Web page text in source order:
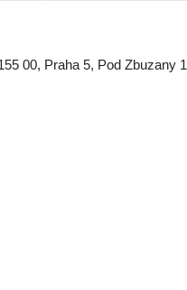
00, Praha 5, Pod Zbuzany 1